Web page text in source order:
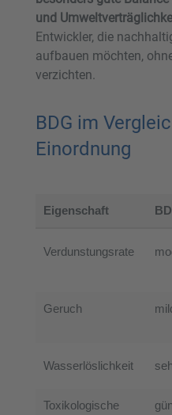
und
Entwickler, die
aufbauen möchten,
verzichten.
BDG im
Einordnung
Eigenschaft
Verdunstungsrate
Geruch
Wasserlöslichkeit
Toxikologische